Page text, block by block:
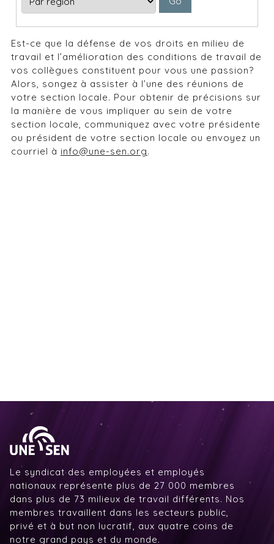
Est-ce que la défense de vos droits en milieu de
travail et l’amélioration des conditions de travail de
vos collègues constituent pour vous une passion?
Alors, songez à assister à l’une des réunions de
votre section locale. Pour obtenir de précisions sur
la manière de vous impliquer au sein de votre
section locale, communiquez avec votre présidente
ou président de votre section locale ou envoyez un
courriel à info@une-sen.org.
Le syndicat des employées et employés
nationaux représente plus de 27 000 membres
dans plus de 73 milieux de travail différents. Nos
membres travaillent dans les secteurs public,
privé et à but non lucratif, aux quatre coins de
notre grand pays et du monde.